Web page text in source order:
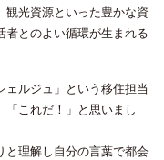
観光資源といった豊かな資
者とのよい循環が生まれる
ェルジュ」という移住担当
「これだ！」と思いまし
と理解し自分の言葉で都会